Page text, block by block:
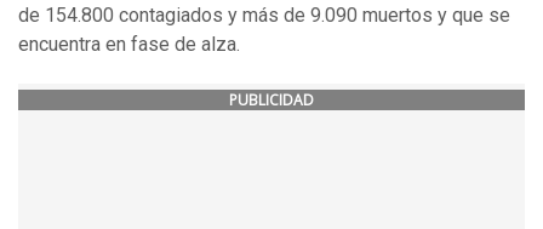
de 154.800 contagiados y más de 9.090 muertos y que se
encuentra en fase de alza.
PUBLICIDAD